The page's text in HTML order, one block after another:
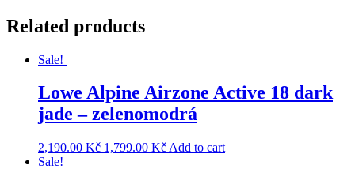
Related products
Sale!
Lowe Alpine Airzone Active 18 dark
jade – zelenomodrá
2,190.00Kč 1,799.00 Kč Add to cart
Sale!